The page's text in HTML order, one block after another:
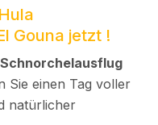
Gouna jetzt !
Schnorchelausflug
Sie einen Tag voller
natürlicher